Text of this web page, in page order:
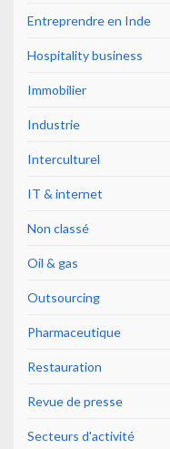
Entreprendre en Inde
Hospitality business
Immobilier
Industrie
Interculturel
IT & internet
Non classé
Oil & gas
Outsourcing
Pharmaceutique
Restauration
Revue de presse
Secteurs d'activité